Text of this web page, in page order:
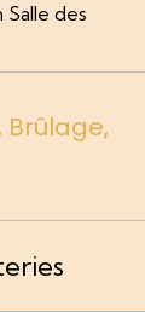
Salle des
Brûlage,